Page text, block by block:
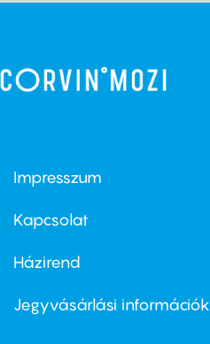
Footer
first
Impresszum
Kapcsolat
Footer
second
Házirend
Jegyvásárlási információk